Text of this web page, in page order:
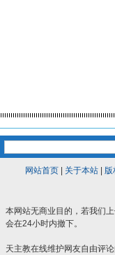
网站首页| 关于本站| 版
本网站无商业目的，若我们
会在24小时内撤下。
天主教在线维护网友自由评